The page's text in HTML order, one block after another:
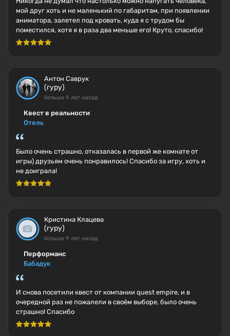
мой друг хоть и не маленький по габаритам, при появлении
аниматора, залетел под кровать, куда я с трудом бы
поместился, хотя я в раза два меньше его! Круто, спасибо!
Антон Саврук
(гуру)
больше 9 лет назад
Квест в реальности
Отель
Было очень страшно, отказалась в первой же комнате от
игры) друзьям очень понравилось! Спасибо за игру, хоть и
не доиграла!
Кристина Клацева
(гуру)
больше 9 лет назад
Перформанс
Бабадук
И снова посетили квест от компании quest empire, и в
очередной раз не пожалели в своём выборе, было очень
страшно! Спасибо